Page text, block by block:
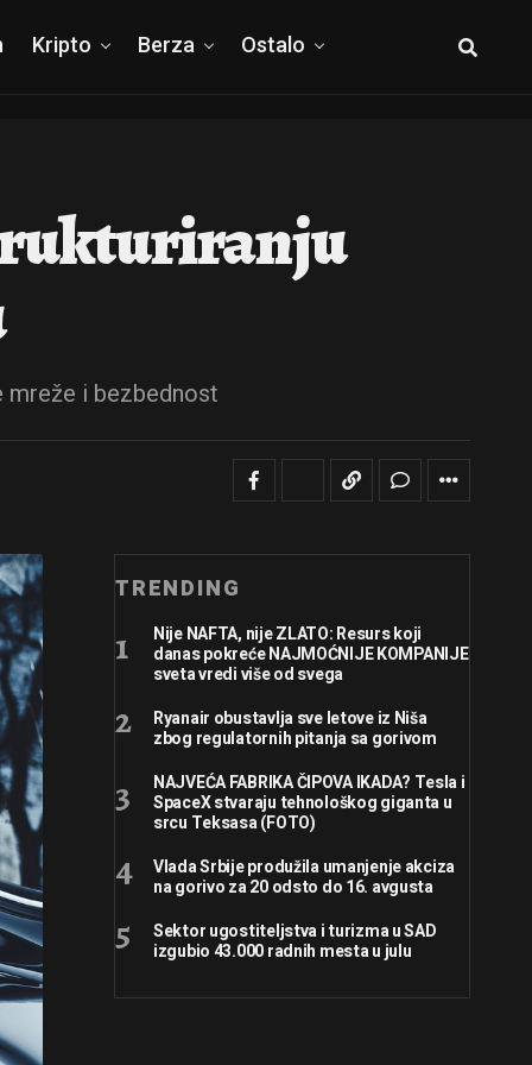
Kripto Berza Ostalo
mreže i bezbednost
TRENDING
Nije NAFTA, nije ZLATO: Resurs koji
danas pokreće NAJMOĆNIJE KOMPANIJE
sveta vredi više od svega
Ryanair obustavlja sve letove iz Niša
zbog regulatornih pitanja sa gorivom
NAJVEĆA FABRIKA ČIPOVA IKADA? Tesla i
SpaceX stvaraju tehnološkog giganta u
srcu Teksasa (FOTO)
Vlada Srbije produžila umanjenje akciza
na gorivo za 20 odsto do 16. avgusta
Sektor ugostiteljstva i turizma u SAD
izgubio 43.000 radnih mesta u julu